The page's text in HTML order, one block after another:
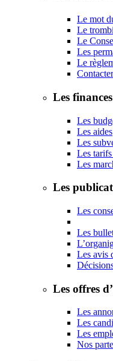
Le mot
Le
Le
Les
Le
Les finances
Les
Les aides
Les
Les
Les
Les
Les
Les
Les avis
Les offres
Les
Les
Les
Nos